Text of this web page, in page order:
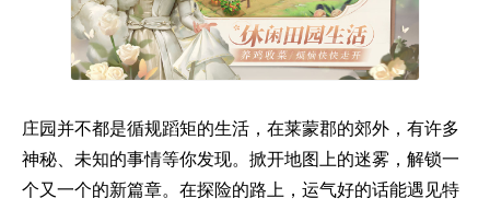
庄园并不都是循规蹈矩的生活，在莱蒙郡的郊外，有许多
神秘、未知的事情等你发现。掀开地图上的迷雾，解锁一
个又一个的新篇章。在探险的路上，运气好的话能遇见特